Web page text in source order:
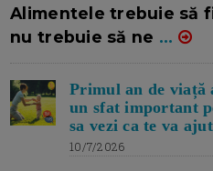
Alimentele trebuie să
nu trebuie să ne ...
Primul an de viață
un sfat important
sa vezi ca te va
10/7/2026